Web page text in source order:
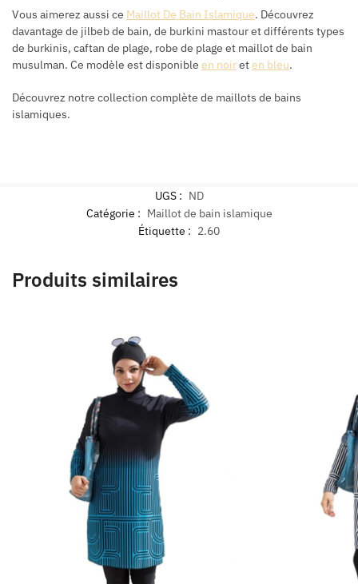
Vous aimerez aussi ce Maillot De Bain Islamique. Découvrez
davantage de jilbeb de bain, de burkini mastour et différents types
de burkinis, caftan de plage, robe de plage et maillot de bain
musulman. Ce modèle est disponible en noireten bleu.
Découvrez notre collection complète de maillots de bains
islamiques.
UGS : ND
Catégorie : Maillot de bain islamique
Étiquette : 2.60
Produits similaires